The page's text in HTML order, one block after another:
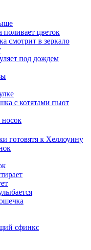
поливает цветок
смотрит в зеркало
под дождем
с котятами пьют
готовятя к Хеллоуину
сфинкс